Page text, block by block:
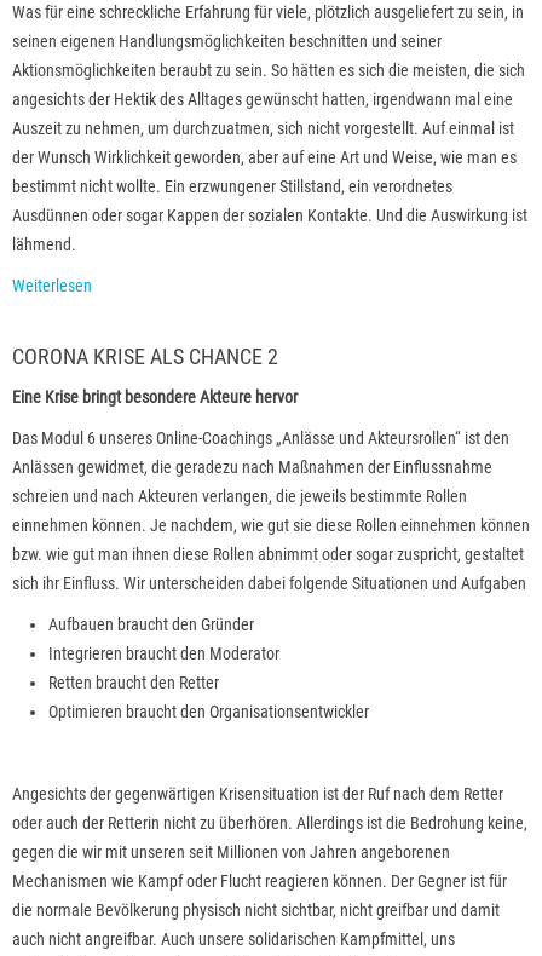
Was für eine schreckliche Erfahrung für viele, plötzlich ausgeliefert zu sein, in
seinen eigenen Handlungsmöglichkeiten beschnitten und seiner
Aktionsmöglichkeiten beraubt zu sein. So hätten es sich die meisten, die sich
angesichts der Hektik des Alltages gewünscht hatten, irgendwann mal eine
Auszeit zu nehmen, um durchzuatmen, sich nicht vorgestellt. Auf einmal ist
der Wunsch Wirklichkeit geworden, aber auf eine Art und Weise, wie man es
bestimmt nicht wollte. Ein erzwungener Stillstand, ein verordnetes
Ausdünnen oder sogar Kappen der sozialen Kontakte. Und die Auswirkung ist
lähmend.
Weiterlesen
CORONA KRISE ALS CHANCE 2
Eine Krise bringt besondere Akteure hervor
Das Modul 6 unseres Online-Coachings „Anlässe und Akteursrollen“ ist den
Anlässen gewidmet, die geradezu nach Maßnahmen der Einflussnahme
schreien und nach Akteuren verlangen, die jeweils bestimmte Rollen
einnehmen können. Je nachdem, wie gut sie diese Rollen einnehmen können
bzw. wie gut man ihnen diese Rollen abnimmt oder sogar zuspricht, gestaltet
sich ihr Einfluss. Wir unterscheiden dabei folgende Situationen und Aufgaben
Aufbauen braucht den Gründer
Integrieren braucht den Moderator
Retten braucht den Retter
Optimieren braucht den Organisationsentwickler
Angesichts der gegenwärtigen Krisensituation ist der Ruf nach dem Retter
oder auch der Retterin nicht zu überhören. Allerdings ist die Bedrohung keine,
gegen die wir mit unseren seit Millionen von Jahren angeborenen
Mechanismen wie Kampf oder Flucht reagieren können. Der Gegner ist für
die normale Bevölkerung physisch nicht sichtbar, nicht greifbar und damit
auch nicht angreifbar. Auch unsere solidarischen Kampfmittel, uns